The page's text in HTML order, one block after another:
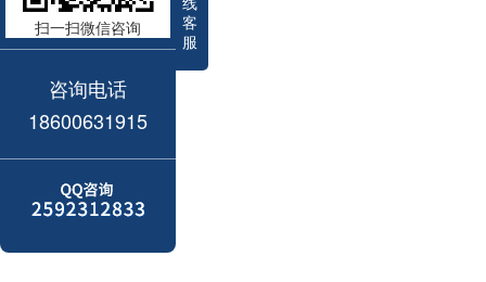
客
服
扫一扫微信咨询
咨询电话
18600631915